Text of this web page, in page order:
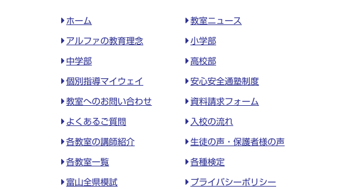
ホーム 教室ニュース
アルファの教育理念 小学部
中学部 高校部
個別指導マイウェイ 安心安全通塾制度
教室へのお問い合わせ 資料請求フォーム
よくあるご質問 入校の流れ
各教室の講師紹介 生徒の声・保護者様の声
各教室一覧 各種検定
富山全県模試 プライバシーポリシー